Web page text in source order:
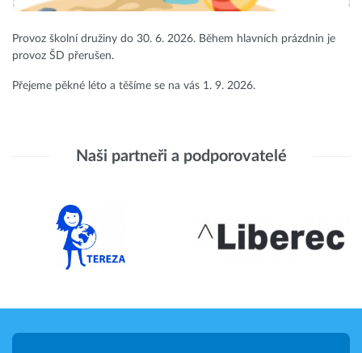
Provoz školní družiny do 30. 6. 2026. Během hlavních prázdnin je
provoz ŠD přerušen.
Přejeme pěkné léto a těšíme se na vás 1. 9. 2026.
Naši partneři a podporovatelé